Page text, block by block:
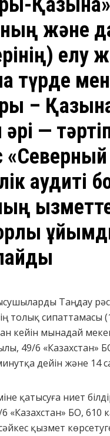
және
елу
түрде
–
әрі —
аудиті
Таңдау
толық сипаттамасы
кейін мынадай
49/6 «Казахстан»
дейін және 14
қатысуға ниет
«Казахстан» БО, 610
қызмет